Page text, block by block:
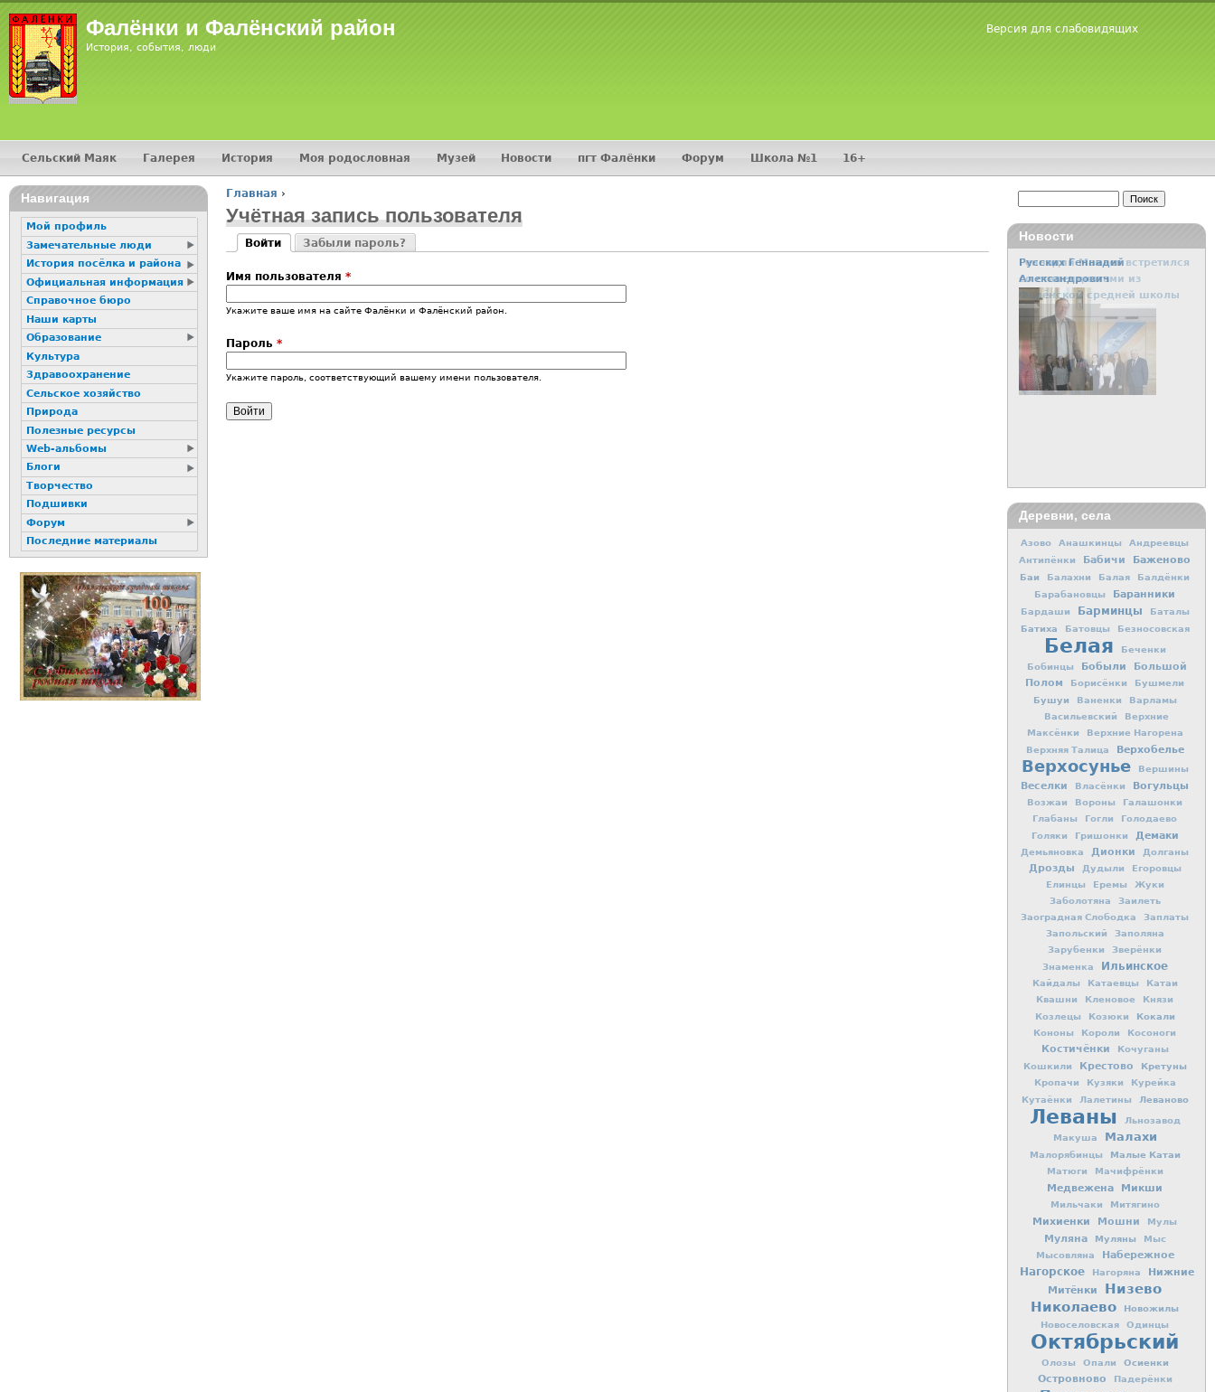
Фалёнки и Фалёнский район
История, события, люди
Версия для слабовидящих
Вы здесь
Главная ›
Учётная запись пользователя
Главные вкладки
Войти
Забыли пароль?
Имя пользователя *
Укажите ваше имя на сайте Фалёнки и Фалёнский район.
Пароль *
Укажите пароль, соответствующий вашему имени пользователя.
Главное меню
Сельский Маяк Галерея История Моя родословная Музей Новости пгт Фалёнки Форум Школа №1 16+
Навигация
Мой профиль
Замечательные люди
История посёлка и района
Официальная информация
Справочное бюро
Наши карты
Образование
Культура
Здравоохранение
Сельское хозяйство
Природа
Полезные ресурсы
Web-альбомы
Блоги
Творчество
Подшивки
Форум
Последние материалы
Новости
Геннадий Мамаев встретился
со стипендиатами из
Фалёнской средней школы
Деревни, села
Азово Анашкинцы
Андреевцы
Антипёнки
Бабичи Баженово
Баи Балахни Балая
Балдёнки
Барабановцы
Баранники
Бардаши Барминцы Баталы
Батиха Батовцы Безносовская
Белая
Беченки
Бобинцы
Бобыли
Большой
Полом
Борисёнки Бушмели
Бушуи Ваненки
Варламы
Васильевский
Верхние
Максёнки
Верхние Нагорена
Верхняя Талица
Верхобелье
Верхосунье Вершины
Веселки Власёнки Вогульцы
Возжаи Вороны
Галашонки
Глабаны
Гогли
Голодаево
Голяки
Гришонки Демаки
Демьяновка Дионки Долганы
Дрозды Дудыли
Егоровцы
Елинцы
Еремы
Жуки
Заболотяна
Заилеть
Заоградная Слободка
Заплаты
Запольский
Заполяна
Зарубенки
Зверёнки
Знаменка
Ильинское
Кайдалы Катаевцы
Катаи
Квашни
Кленовое
Князи
Козлецы
Козюки Кокали
Кононы Короли Косоноги
Костичёнки
Кочуганы
Кошкили
Крестово Кретуны
Кропачи Кузяки
Курейка
Кутаёнки
Лалетины Леваново
Леваны
Льнозавод
Макуша
Малахи
Малорябинцы Малые Катаи
Матюги Мачифрёнки
Медвежена Микши
Мильчаки Митягино
Михиенки Мошни Мулы
Муляна Муляны
Мыс
Мысовляна
Набережное
Нагорское Нагоряна
Нижние
Митёнки
Низево
Николаево
Новожилы
Новоселовская Одинцы
Октябрьский
Олозы Опали Осиенки
Островново Падерёнки